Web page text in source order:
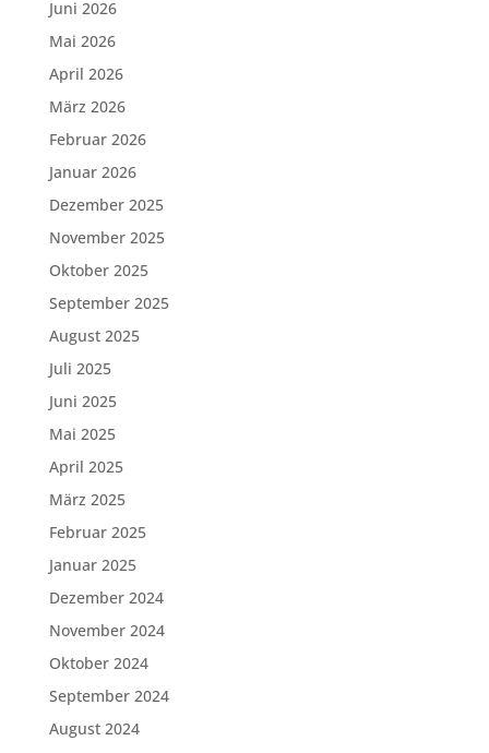
Juni 2026
Mai 2026
April 2026
März 2026
Februar 2026
Januar 2026
Dezember 2025
November 2025
Oktober 2025
September 2025
August 2025
Juli 2025
Juni 2025
Mai 2025
April 2025
März 2025
Februar 2025
Januar 2025
Dezember 2024
November 2024
Oktober 2024
September 2024
August 2024